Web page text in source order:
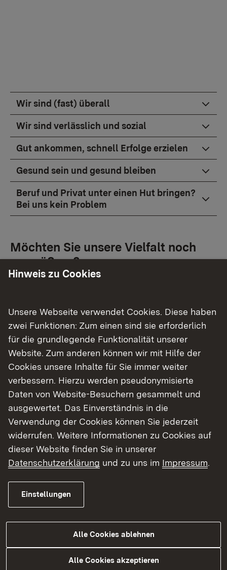
Wir sind (fast) überall
Wir sind verlässlich und sozial
Gut ankommen, schnell Erfolge erzielen
Gesund sein und gesund bleiben
Beruf und Privat unter einen Hut bringen?
Bei uns kein Problem
Möchten Sie unsere Vielfalt noch
vergrößern?
Stellenangebote
Mehr
Hinweis zu Cookies
Unsere Webseite verwendet Cookies. Diese haben
zwei Funktionen: Zum einen sind sie erforderlich
für die grundlegende Funktionalität unserer
Website. Zum anderen können wir mit Hilfe der
Cookies unsere Inhalte für Sie immer weiter
verbessern. Hierzu werden pseudonymisierte
Daten von Website-Besuchern gesammelt und
ausgewertet. Das Einverständnis in die
Verwendung der Cookies können Sie jederzeit
widerrufen. Weitere Informationen zu Cookies auf
dieser Website finden Sie in unserer
Datenschutzerklärung und zu uns im Impressum.
Einstellungen
Alle Cookies ablehnen
Alle Cookies akzeptieren